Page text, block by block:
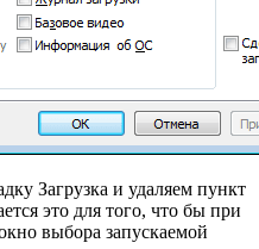
Загрузка и удаляем пункт
это для того, что бы при
выбора запускаемой